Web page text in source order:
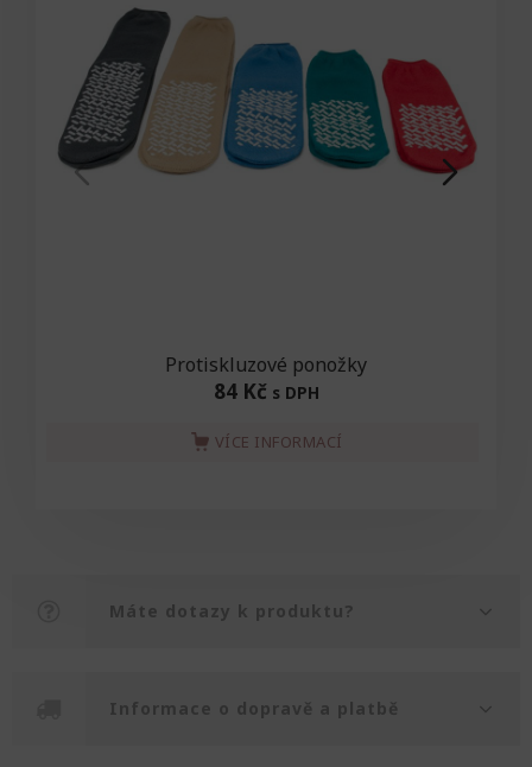
Protiskluzové ponožky
84 Kč s DPH
VÍCE INFORMACÍ
Máte dotazy k produktu?
Informace o dopravě a platbě